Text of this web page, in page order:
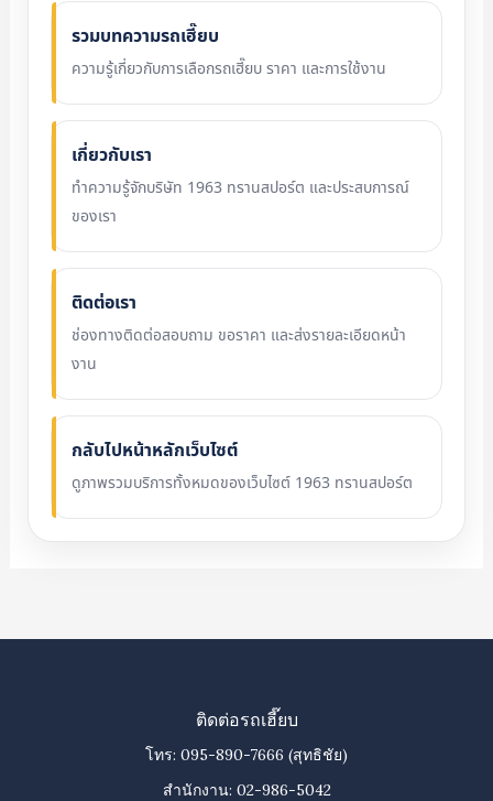
รวมบทความรถเฮี๊ยบ
ความรู้เกี่ยวกับการเลือกรถเฮี๊ยบ ราคา และการใช้งาน
เกี่ยวกับเรา
ทำความรู้จักบริษัท 1963 ทรานสปอร์ต และประสบการณ์
ของเรา
ติดต่อเรา
ช่องทางติดต่อสอบถาม ขอราคา และส่งรายละเอียดหน้า
งาน
กลับไปหน้าหลักเว็บไซต์
ดูภาพรวมบริการทั้งหมดของเว็บไซต์ 1963 ทรานสปอร์ต
ติดต่อรถเฮี๊ยบ
โทร: 095-890-7666 (สุทธิชัย)
สำนักงาน: 02-986-5042